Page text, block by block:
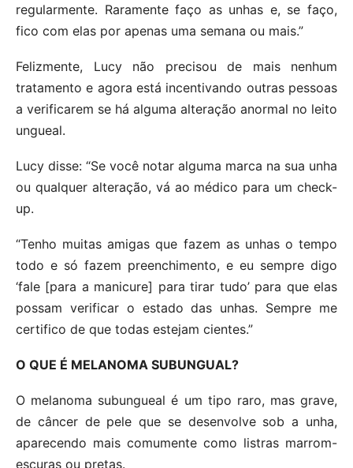
regularmente. Raramente faço as unhas e, se faço,
fico com elas por apenas uma semana ou mais.”
Felizmente, Lucy não precisou de mais nenhum
tratamento e agora está incentivando outras pessoas
a verificarem se há alguma alteração anormal no leito
ungueal.
Lucy disse: “Se você notar alguma marca na sua unha
ou qualquer alteração, vá ao médico para um check-
up.
“Tenho muitas amigas que fazem as unhas o tempo
todo e só fazem preenchimento, e eu sempre digo
‘fale [para a manicure] para tirar tudo’ para que elas
possam verificar o estado das unhas. Sempre me
certifico de que todas estejam cientes.”
O QUE É MELANOMA SUBUNGUAL?
O melanoma subungueal é um tipo raro, mas grave,
de câncer de pele que se desenvolve sob a unha,
aparecendo mais comumente como listras marrom-
escuras ou pretas.